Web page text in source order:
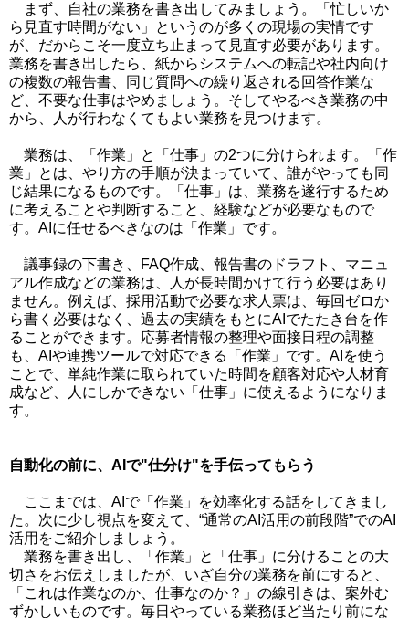
まず、自社の業務を書き出してみましょう。「忙しいか
ら見直す時間がない」というのが多くの現場の実情です
が、だからこそ一度立ち止まって見直す必要があります。
業務を書き出したら、紙からシステムへの転記や社内向け
の複数の報告書、同じ質問への繰り返される回答作業な
ど、不要な仕事はやめましょう。そしてやるべき業務の中
から、人が行わなくてもよい業務を見つけます。
業務は、「作業」と「仕事」の2つに分けられます。「作
業」とは、やり方の手順が決まっていて、誰がやっても同
じ結果になるものです。「仕事」は、業務を遂行するため
に考えることや判断すること、経験などが必要なもので
す。AIに任せるべきなのは「作業」です。
議事録の下書き、FAQ作成、報告書のドラフト、マニュ
アル作成などの業務は、人が長時間かけて行う必要はあり
ません。例えば、採用活動で必要な求人票は、毎回ゼロか
ら書く必要はなく、過去の実績をもとにAIでたたき台を作
ることができます。応募者情報の整理や面接日程の調整
も、AIや連携ツールで対応できる「作業」です。AIを使う
ことで、単純作業に取られていた時間を顧客対応や人材育
成など、人にしかできない「仕事」に使えるようになりま
す。
自動化の前に、AIで"仕分け"を手伝ってもらう
ここまでは、AIで「作業」を効率化する話をしてきまし
た。次に少し視点を変えて、“通常のAI活用の前段階”でのAI
活用をご紹介しましょう。
業務を書き出し、「作業」と「仕事」に分けることの大
切さをお伝えしましたが、いざ自分の業務を前にすると、
「これは作業なのか、仕事なのか？」の線引きは、案外む
ずかしいものです。毎日やっている業務ほど当たり前にな